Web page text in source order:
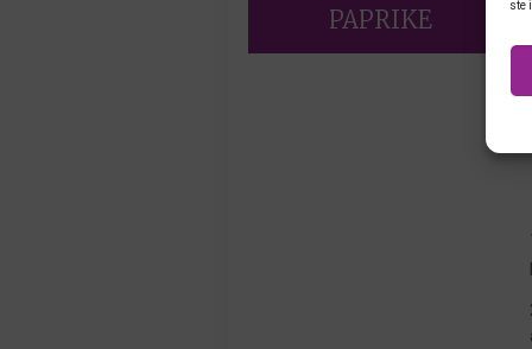
ste
PAPRIKE